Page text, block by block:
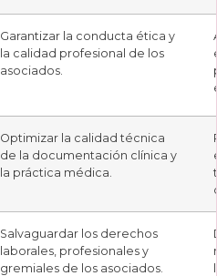
Garantizar la conducta ética y
la calidad profesional de los
asociados.
Optimizar la calidad técnica
de la documentación clínica y
la práctica médica.
Salvaguardar los derechos
laborales, profesionales y
gremiales de los asociados.